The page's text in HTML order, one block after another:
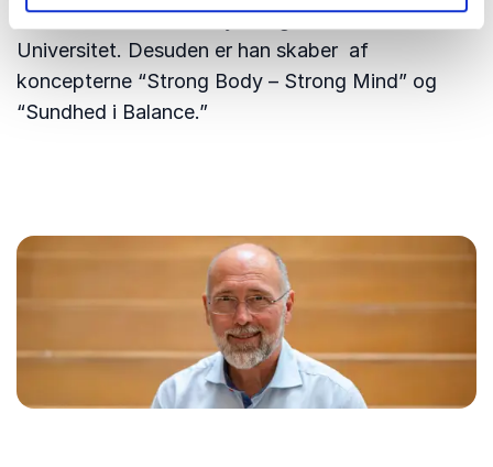
cand.scient. i Human Fysiologi ved Københavns
Universitet. Desuden er han skaber af
koncepterne “Strong Body – Strong Mind” og
“Sundhed i Balance.”